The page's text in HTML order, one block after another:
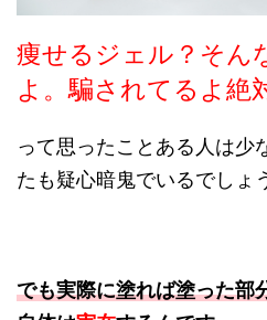
痩せるジェル？そん
よ。騙されてるよ絶
って思ったことある人は少
たも疑心暗鬼でいるでしょ
でも実際に塗れば塗った部